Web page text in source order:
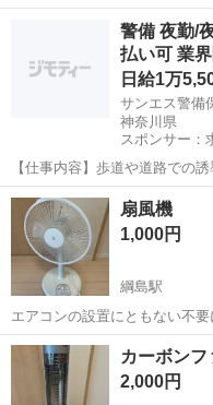
円ぐらい 【傷などの状態】と
ルポイント】状態はいいのでまだまだ使
横浜市 綱島駅
警備 夜勤/
払い可 業
日給1万
サンエス警備
神奈川県
スポンサー：
【仕事内容】歩道や道路での
用される車両や歩行者の方が
導してください。 勤務地へは
寧な研修20hで基本的な知識を...
アルバイト・パート
扇風機
1,000円
綱島駅
エアコンの設置にともない不
ります。大曽根小近くの自宅
神奈川 横浜市 綱島駅
カーボンフ
2,000円